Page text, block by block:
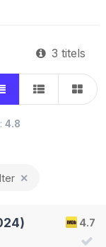
3 titels
4.8
✕
4.7